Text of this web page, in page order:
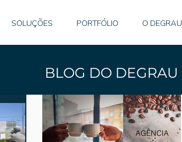
SOLUÇÕES PORTFÓLIO O DEGRAU
BLOG DO DEGRAU